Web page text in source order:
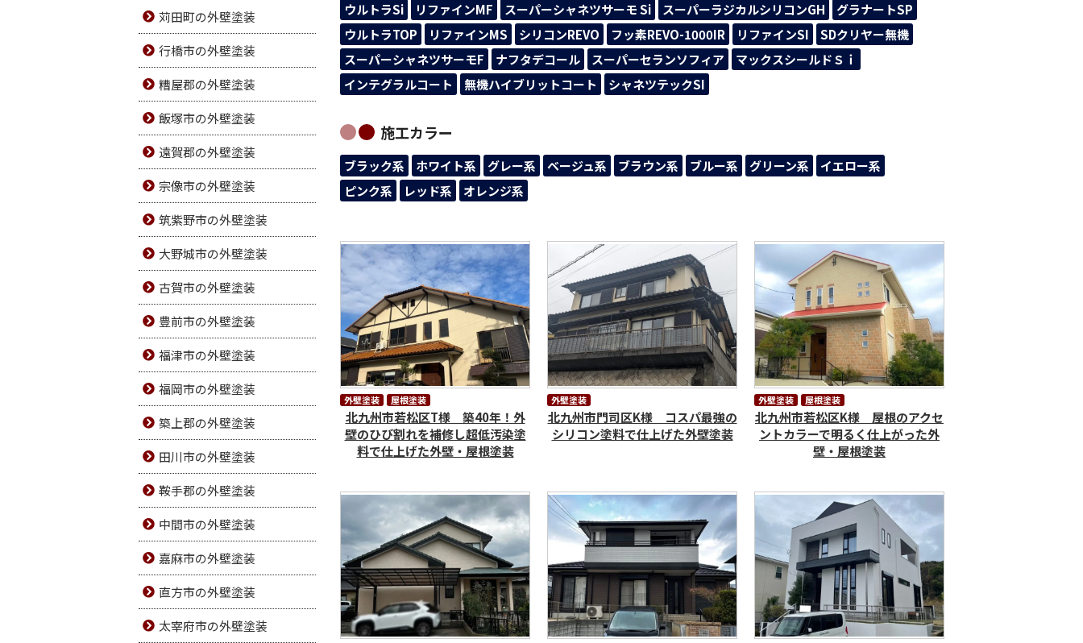
ウルトラSi リファインMF スーパーシャネツサーモ Si スーパーラジカルシリコンGH
グラナートSP
ウルトラTOP
リファインMS シリコンREVO フッ素REVO-1000IR リファインSI
SDクリヤー無機
スーパーシャネツサーモF
ナフタデコール スーパーセランソフィア
マックスシールドＳｉ
インテグラルコート
無機ハイブリットコート シャネツテックSI
施工カラー
ブラック系 ホワイト系 グレー系 ベージュ系 ブラウン系 ブルー系 グリーン系
イエロー系
ピンク系
レッド系 オレンジ系
北九州市若松区T様 築40年！外
壁のひび割れを補修し超低汚染塗
料で仕上げた外壁・屋根塗装
外壁塗装 屋根塗装
北九州市門司区K様 コスパ最強の
シリコン塗料で仕上げた外壁塗装
外壁塗装
北九州市若松区K様 屋根のアクセ
ントカラーで明るく仕上がった外
壁・屋根塗装
外壁塗装 屋根塗装
苅田町の外壁塗装
行橋市の外壁塗装
糟屋郡の外壁塗装
飯塚市の外壁塗装
遠賀郡の外壁塗装
宗像市の外壁塗装
筑紫野市の外壁塗装
大野城市の外壁塗装
古賀市の外壁塗装
豊前市の外壁塗装
福津市の外壁塗装
福岡市の外壁塗装
築上郡の外壁塗装
田川市の外壁塗装
鞍手郡の外壁塗装
中間市の外壁塗装
嘉麻市の外壁塗装
直方市の外壁塗装
太宰府市の外壁塗装